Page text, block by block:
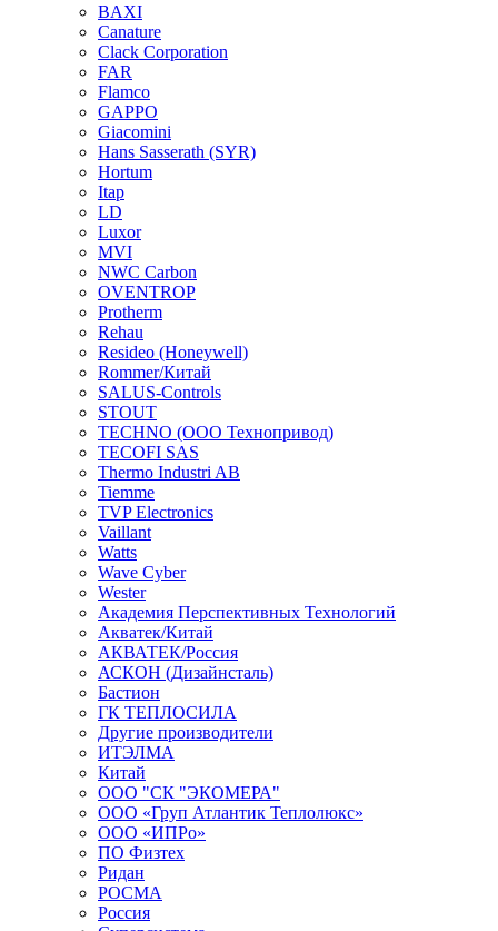
BAXI
Canature
Clack Corporation
FAR
Flamco
GAPPO
Giacomini
Hans Sasserath (SYR)
Hortum
Itap
LD
Luxor
MVI
NWC Carbon
OVENTROP
Protherm
Rehau
Resideo (Honeywell)
Rommer/Китай
SALUS-Controls
STOUT
TECHNO (ООО Технопривод)
TECOFI SAS
Thermo Industri AB
Tiemme
TVP Electronics
Vaillant
Watts
Wave Cyber
Wester
Академия Перспективных Технологий
Акватек/Китай
АКВАТЕК/Россия
АСКОН (Дизайнсталь)
Бастион
ГК ТЕПЛОСИЛА
Другие производители
ИТЭЛМА
Китай
ООО "СК "ЭКОМЕРА"
ООО «Груп Атлантик Теплолюкс»
ООО «ИПРо»
ПО Физтех
Ридан
РОСМА
Россия